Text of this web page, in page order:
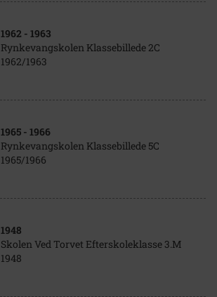
1962 - 1963
Rynkevangskolen Klassebillede 2C
1962/1963
1965 - 1966
Rynkevangskolen Klassebillede 5C
1965/1966
1948
Skolen Ved Torvet Efterskoleklasse 3.M
1948